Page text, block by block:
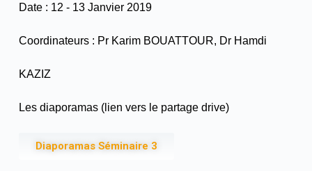
Date : 12 - 13 Janvier 2019
Coordinateurs : Pr Karim BOUATTOUR, Dr Hamdi
KAZIZ
Les diaporamas (lien vers le partage drive)
Diaporamas Séminaire 3